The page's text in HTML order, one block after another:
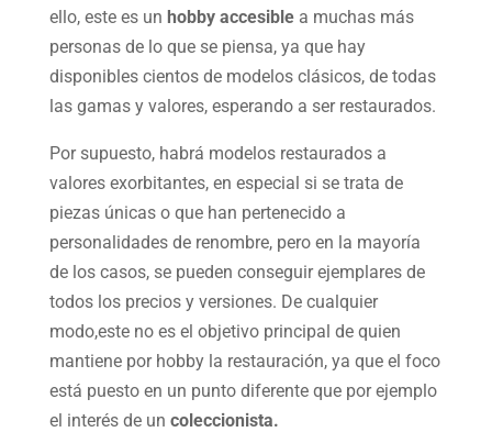
ello, este es un hobby accesiblea muchas más
personas de lo que se piensa, ya que hay
disponibles cientos de modelos clásicos, de todas
las gamas y valores, esperando a ser restaurados.
Por supuesto, habrá modelos restaurados a
valores exorbitantes, en especial si se trata de
piezas únicas o que han pertenecido a
personalidades de renombre, pero en la mayoría
de los casos, se pueden conseguir ejemplares de
todos los precios y versiones. De cualquier
modo,este no es el objetivo principal de quien
mantiene por hobby la restauración, ya que el foco
está puesto en un punto diferente que por ejemplo
el interés de un coleccionista.